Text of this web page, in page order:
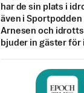
har de sin plats i
även i
Arnesen och
bjuder in gäster för